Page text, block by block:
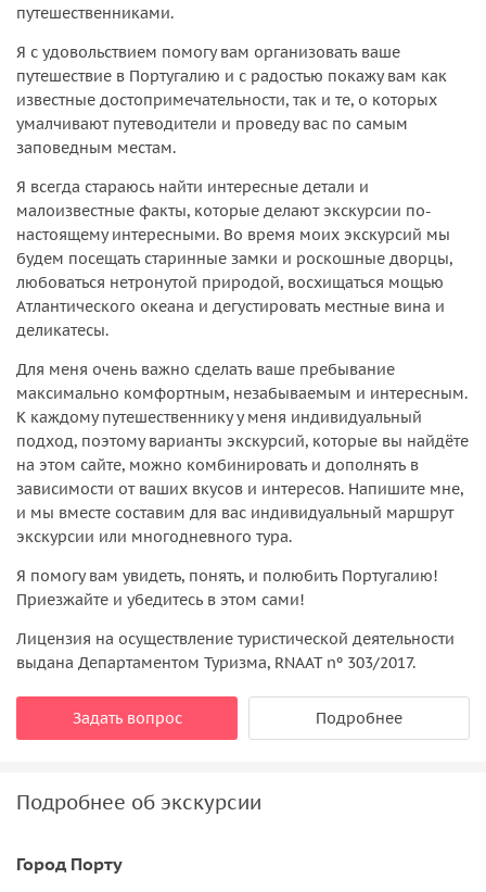
путешественниками.
Я с удовольствием помогу вам организовать ваше
путешествие в Португалию и с радостью покажу вам как
известные достопримечательности, так и те, о которых
умалчивают путеводители и проведу вас по самым
заповедным местам.
Я всегда стараюсь найти интересные детали и
малоизвестные факты, которые делают экскурсии по-
настоящему интересными. Во время моих экскурсий мы
будем посещать старинные замки и роскошные дворцы,
любоваться нетронутой природой, восхищаться мощью
Атлантического океана и дегустировать местные вина и
деликатесы.
Для меня очень важно сделать ваше пребывание
максимально комфортным, незабываемым и интересным.
К каждому путешественнику у меня индивидуальный
подход, поэтому варианты экскурсий, которые вы найдёте
на этом сайте, можно комбинировать и дополнять в
зависимости от ваших вкусов и интересов. Напишите мне,
и мы вместе составим для вас индивидуальный маршрут
экскурсии или многодневного тура.
Я помогу вам увидеть, понять, и полюбить Португалию!
Приезжайте и убедитесь в этом сами!
Лицензия на осуществление туристической деятельности
выдана Департаментом Туризма, RNAAT nº 303/2017.
Задать вопрос Подробнее
Подробнее об экскурсии
Город Порту